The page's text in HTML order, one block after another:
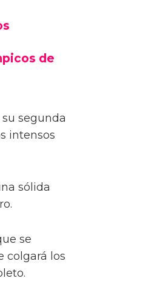
de
segunda
intensos
sólida
se
colgará los